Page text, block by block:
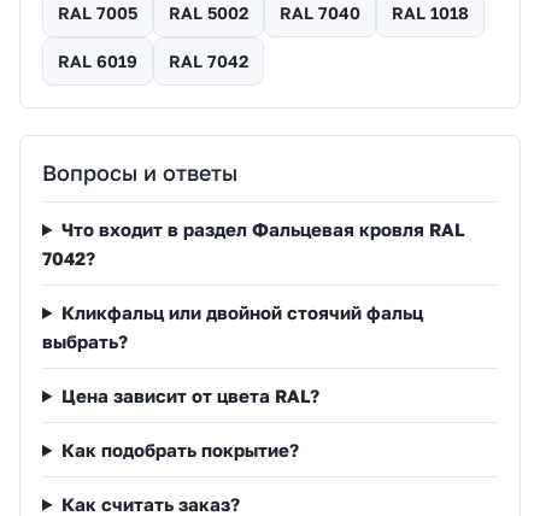
RAL 7005 RAL 5002 RAL 7040 RAL 1018
RAL 6019 RAL 7042
Вопросы и ответы
Что входит в раздел Фальцевая кровля RAL
7042?
Кликфальц или двойной стоячий фальц
выбрать?
Цена зависит от цвета RAL?
Как подобрать покрытие?
Как считать заказ?